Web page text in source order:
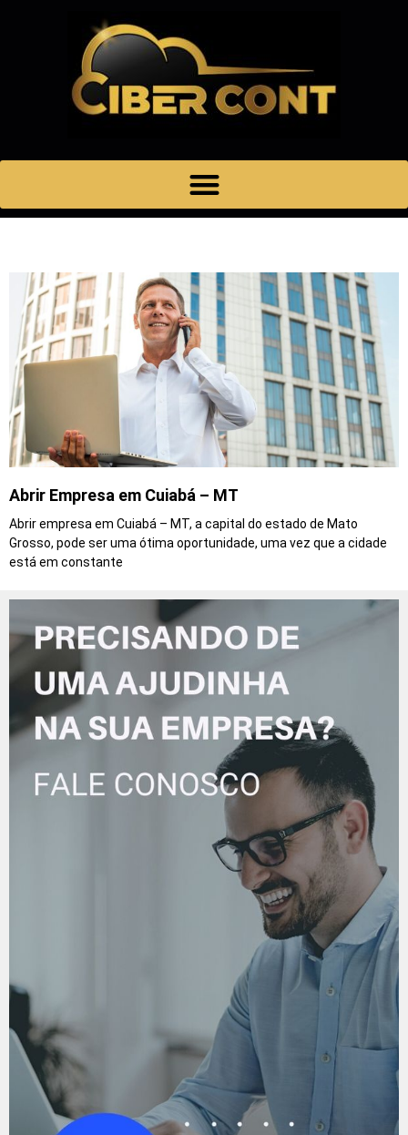
Abrir Empresa em Cuiabá – MT
Abrir empresa em Cuiabá – MT, a capital do estado de Mato
Grosso, pode ser uma ótima oportunidade, uma vez que a cidade
está em constante